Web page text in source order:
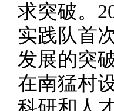
求突破。
实践队首
发展的突
在南猛村